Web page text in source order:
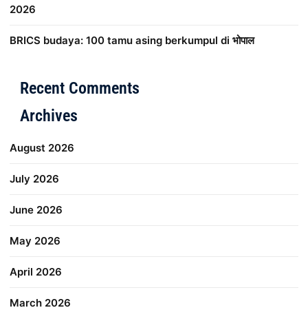
2026
BRICS budaya: 100 tamu asing berkumpul di भोपाल
Recent Comments
Archives
August 2026
July 2026
June 2026
May 2026
April 2026
March 2026